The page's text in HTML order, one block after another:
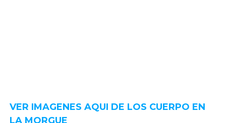
VER IMAGENES AQUI DE LOS CUERPO EN
LA MORGUE